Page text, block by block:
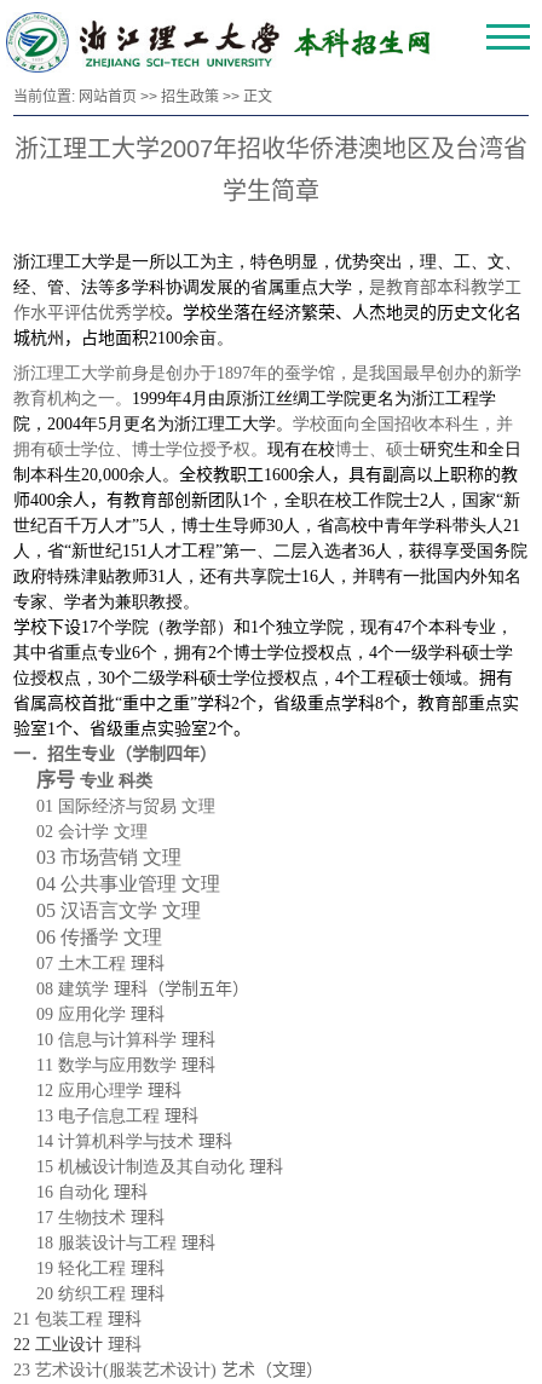
当前位置: 网站首页 >>招生政策 >> 正文
浙江理工大学2007年招收华侨港澳地区及台湾省
学生简章
浙江理工大学是一所以工为主，特色明显，优势突出，理、工、文、
经、管、法等多学科协调发展的省属重点大学，是教育部本科教学工
作水平评估优秀学校。学校坐落在经济繁荣、人杰地灵的历史文化名
城杭州，占地面积2100余亩。
浙江理工大学前身是创办于1897年的蚕学馆，是我国最早创办的新学
教育机构之一。 1999年4月由原浙江丝绸工学院更名为浙江工程学
院，2004年5月更名为浙江理工大学。学校面向全国招收本科生，并
拥有硕士学位、博士学位授予权。现有在校博士、硕士研究生和全日
制本科生20,000余人。全校教职工1600余人，具有副高以上职称的教
师400余人 ，有教育部创新团队1个，全职在校工作院士2人，国家“新
世纪百千万人才”5人，博士生导师30人，省高校中青年学科带头人21
人，省“新世纪151人才工程”第一、二层入选者36人，获得享受国务院
政府特殊津贴教师31人，还有共享院士16人，并聘有一批国内外知名
专家、学者为兼职教授。
学校下设17个学院（教学部）和1个独立学院，现有47个本科专业，
其中省重点专业6个，拥有2个博士学位授权点，4个一级学科硕士学
位授权点，30个二级学科硕士学位授权点，4个工程硕士领域。拥有
省属高校首批“重中之重”学科2个，省级重点学科8个，教育部重点实
验室1个、省级重点实验室2个。
一．招生专业（学制四年）
序号 专业 科类
01 国际经济与贸易 文理
02 会计学 文理
03 市场营销 文理
04 公共事业管理 文理
05 汉语言文学 文理
06 传播学 文理
07 土木工程 理科
08 建筑学 理科（学制五年）
09 应用化学 理科
10 信息与计算科学 理科
11 数学与应用数学 理科
12 应用心理学 理科
13 电子信息工程 理科
14 计算机科学与技术 理科
15 机械设计制造及其自动化 理科
16 自动化 理科
17 生物技术 理科
18 服装设计与工程 理科
19 轻化工程 理科
20 纺织工程 理科
21 包装工程 理科
22 工业设计 理科
23 艺术设计(服装艺术设计) 艺术（文理）